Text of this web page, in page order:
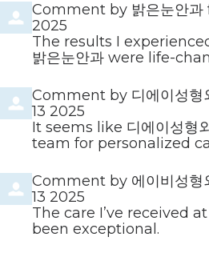
Comment by 밝은눈안과
2025
The results I
밝은눈안과 were life-
Comment by 디에이성형
13 2025
It seems like 디에이성형
team for personalized
Comment by 에이비성형
13 2025
The care I’ve received
been exceptional.